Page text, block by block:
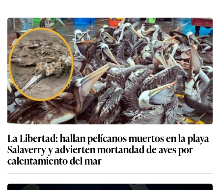
La Libertad: hallan pelícanos muertos en la playa
Salaverry y advierten mortandad de aves por
calentamiento del mar